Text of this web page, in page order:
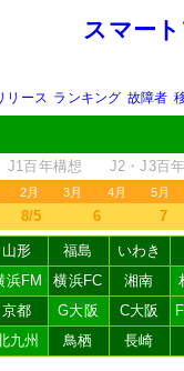
スマー
リース ランキング 故障者
J1百年構想 J2・J3百
2月 3月 4月 5月
8/5 6 7
山形 福島
いわき
浜FM 横浜FC 湘南
京都 G大阪 C大阪
九州 鳥栖 長崎